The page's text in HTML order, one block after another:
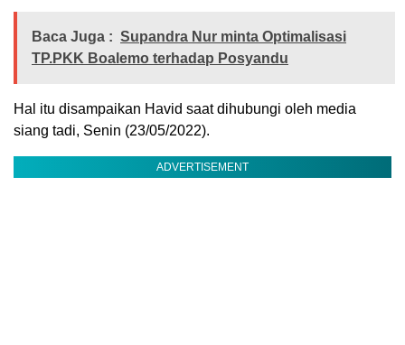
Baca Juga : Supandra Nur minta Optimalisasi
TP.PKK Boalemo terhadap Posyandu
Hal itu disampaikan Havid saat dihubungi oleh media
siang tadi, Senin (23/05/2022).
ADVERTISEMENT